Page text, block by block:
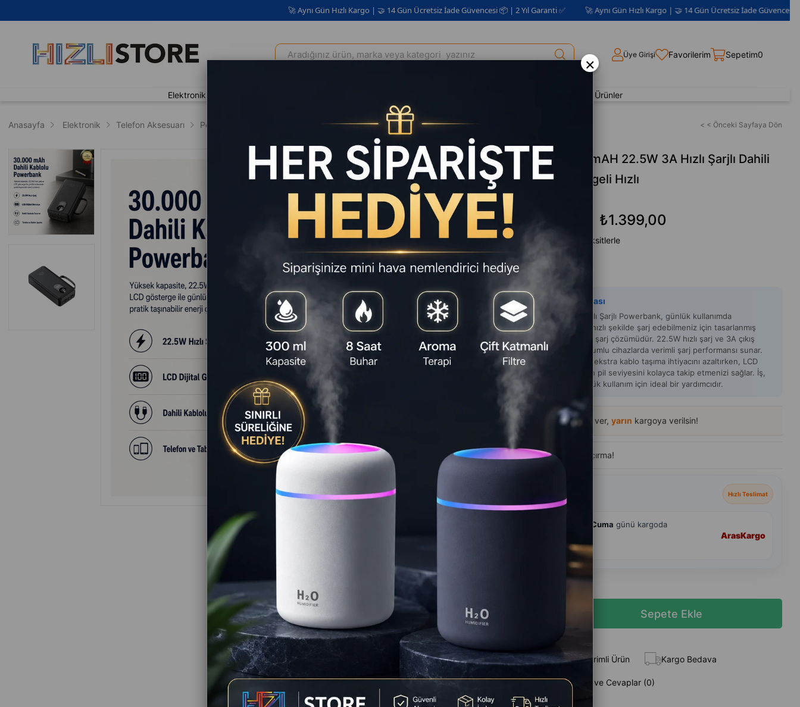
🚀 Aynı Gün Hızlı Kargo | 🤝 14 Gün Ücretsiz İade Güvencesi 📦 | 2 Yıl Garanti ✅ 🚀 Aynı Gün Hızlı Kargo | 🤝 14 Gün Ücretsiz İade Güvencesi 📦 | 2 Yıl
Üye Girişi Favorilerim Sepetim0
Elektronik Yenilenmiş Ürünler
Anasayfa Elektronik Telefon Aksesuarı Powerbank Powerbank 30.000mAH 22.5W 3A Hızlı Şarjlı Dahili Kablolu LCD Göstergeli Hızlı < < Önceki Sayfaya Dön
Powerbank 30.000mAH 22.5W 3A Hızlı Şarjlı Dahili
Kablolu LCD Göstergeli Hızlı
18 ₺1.399,00
₺1.399,00 `den başlayan taksitlerle
HZL STORE
Yapay Zeka Açıklaması
PW-138 22.5W 3A Hızlı Şarjlı Powerbank, günlük kullanımda
cihazlarınızı pratik ve hızlı şekilde şarj edebilmeniz için tasarlanmış
kullanışlı bir taşınabilir şarj çözümüdür. 22.5W hızlı şarj ve 3A çıkış
desteği sayesinde uyumlu cihazlarda verimli şarj performansı sunar.
Dahili kablolu tasarımı ekstra kablo taşıma ihtiyacını azaltırken, LCD
dijital göstergesi kalan pil seviyesini kolayca takip etmenizi sağlar. İş,
okul, seyahat ve günlük kullanım için ideal bir yardımcıdır.
18:55:42 içinde sipariş ver, yarın kargoya verilsin!
Son 1 günde500+ kişi ziyaret etti
Hızlı Teslimat
7 Ağustos Cuma günü kargoda
Standart Teslimat
ArasKargo
Favorilere Ekle İndirimli Ürün Kargo Bedava
Sorular (0) ve Cevaplar (0)
×